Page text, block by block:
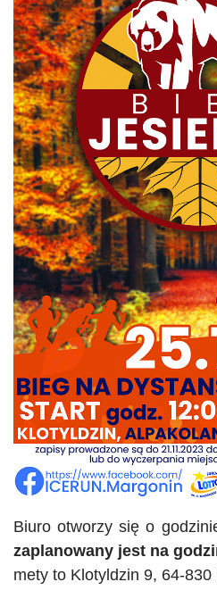
Biuro otworzy się o
zaplanowany jest na
mety to Klotyldzin 9, 64-830